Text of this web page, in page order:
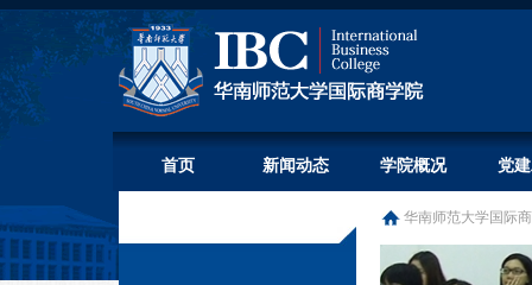
首页 新闻动态 学院概况 党
华南师范大学国际